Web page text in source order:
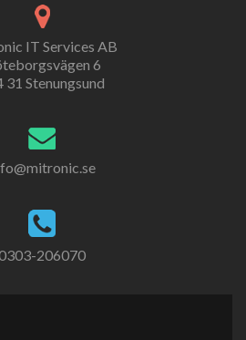
IT Services AB
6
31 Stenungsund
206070